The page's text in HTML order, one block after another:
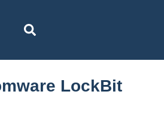
LockBit